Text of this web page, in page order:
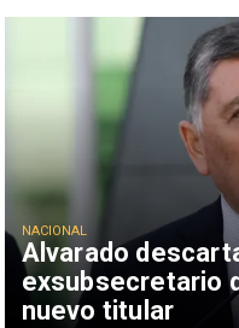
Alvarado
exsubsecretario
nuevo titular
NACIONAL